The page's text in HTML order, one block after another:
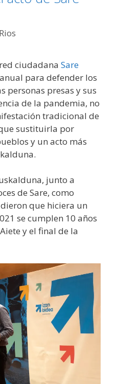
ciudadana Sare
para defender los
personas presas y sus
de la pandemia, no
tradicional de
sustituirla por
y un acto más
junto a
de Sare, como
que hiciera un
se cumplen 10 años
y el final de la